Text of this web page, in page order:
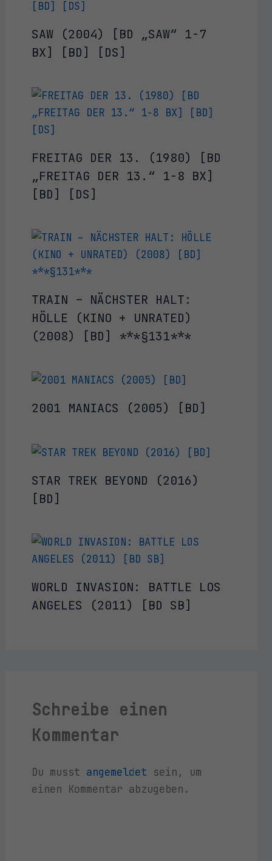
SAW (2004) [BD „SAW“ 1-7
BX] [BD] [DS]
FREITAG DER 13. (1980) [BD
„FREITAG DER 13.“ 1-8 BX]
[BD] [DS]
TRAIN – NÄCHSTER HALT:
HÖLLE (KINO + UNRATED)
(2008) [BD] ***§131***
2001 MANIACS (2005) [BD]
STAR TREK BEYOND (2016)
[BD]
WORLD INVASION: BATTLE LOS
ANGELES (2011) [BD SB]
Schreibe einen
Kommentar
Du musst angemeldet sein, um
einen Kommentar abzugeben.